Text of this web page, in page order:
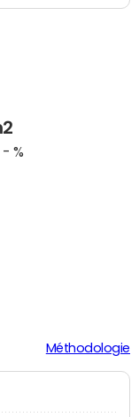
- %
Méthodologie